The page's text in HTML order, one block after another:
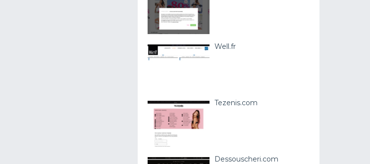
Well.fr
Tezenis.com
Dessouscheri.com